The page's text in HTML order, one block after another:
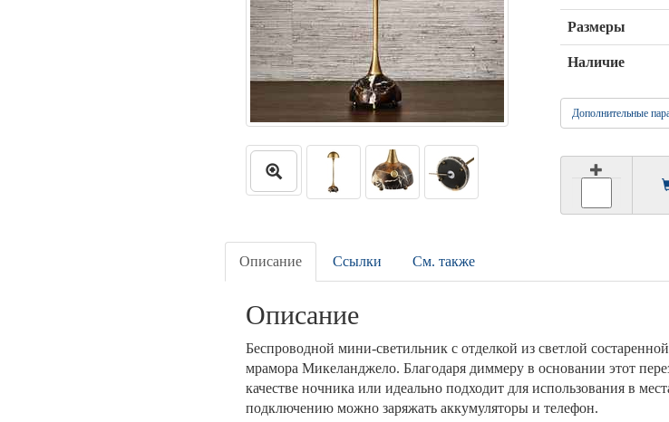
Размеры
Наличие
Дополнительные
Описание Ссылки См. также
Описание
Беспроводной мини-светильник с отделкой из светлой
мрамора Микеланджело. Благодаря диммеру в основании этот
качестве ночника или идеально подходит для использования в
подключению можно заряжать аккумуляторы и телефон.